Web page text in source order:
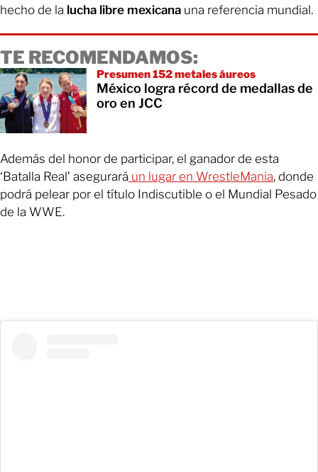
hecho de la lucha libre mexicana una referencia mundial.
TE RECOMENDAMOS:
Presumen 152 metales áureos
México logra récord de medallas de
oro en JCC
Además del honor de participar, el ganador de esta
‘Batalla Real’ asegurará un lugar en WrestleMania, donde
podrá pelear por el título Indiscutible o el Mundial Pesado
de la WWE.